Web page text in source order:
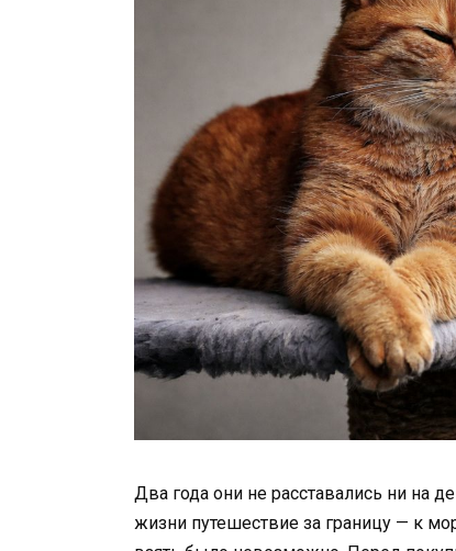
Два года они не расставались ни на
жизни путешествие за границу — к